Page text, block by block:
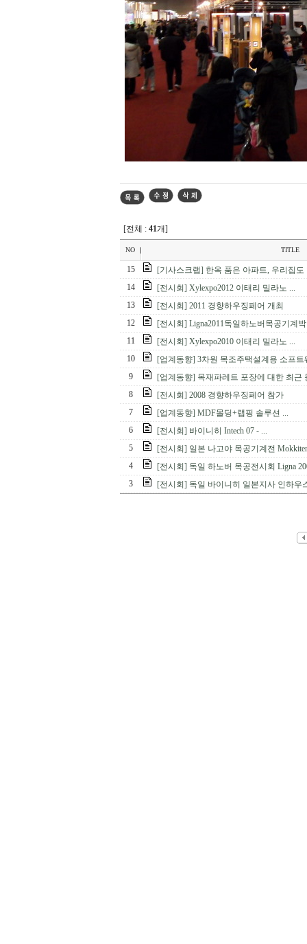
[전체 : 41개]
NO TITLE
15
[기사스크랩] 한옥 품은 아파트, 우리집도
14
[전시회] Xylexpo2012 이태리 밀라노 ...
13
[전시회] 2011 경향하우징페어 개최
12
[전시회] Ligna2011독일하노버목공기계
11
[전시회] Xylexpo2010 이태리 밀라노 ...
10
[업계동향] 3차원 목조주택설계용 소프트
9
[업계동향] 목재파레트 포장에 대한 최근
8
[전시회] 2008 경향하우징페어 참가
7
[업계동향] MDF몰딩+랩핑 솔루션 ...
6
[전시회] 바이니히 Intech 07 - ...
5
[전시회] 일본 나고야 목공기계전
4
[전시회] 독일 하노버 목공전시회 Ligna
3
[전시회] 독일 바이니히 일본지사 인하우